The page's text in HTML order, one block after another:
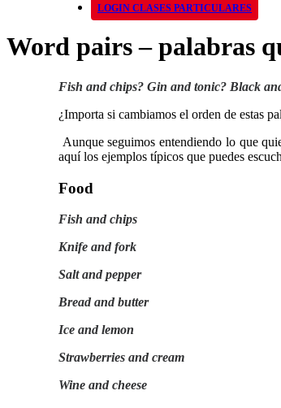
LOGIN CLASES PARTICULARES
Word pairs – palabras
Fish and chips? Gin and tonic? Black
¿Importa si cambiamos el orden de estas
Aunque seguimos entendiendo lo que
aquí los ejemplos típicos que puedes
Food
Fish and chips
Knife and fork
Salt and pepper
Bread and butter
Ice and lemon
Strawberries and cream
Wine and cheese